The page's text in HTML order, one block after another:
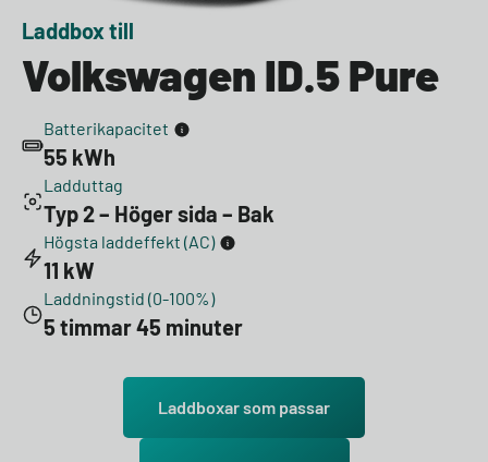
Laddbox till
Volkswagen ID.5 Pure
Batterikapacitet
55 kWh
Ladduttag
Typ 2 – Höger sida – Bak
Högsta laddeffekt (AC)
11 kW
Laddningstid (0-100%)
5 timmar 45 minuter
Laddboxar som passar